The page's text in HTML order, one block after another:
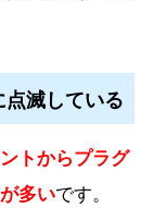
滅している
トからプラグ
多いです。